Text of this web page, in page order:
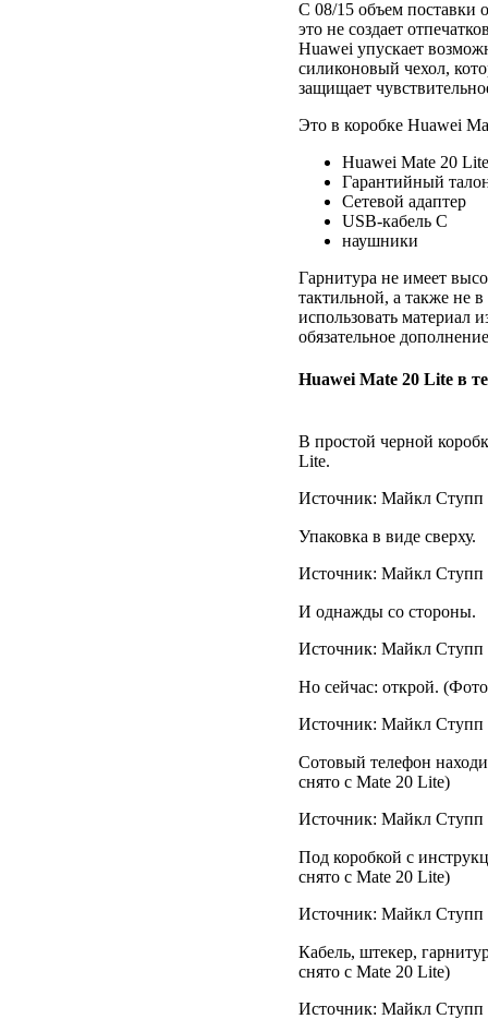
С 08/15 объем поставки
это не создает
Huawei упускает
силиконовый чехол,
защищает
Это в коробке Huawei
Huawei Mate 20 Lite
Гарантийный
Сетевой адаптер
USB-кабель C
наушники
Гарнитура не имеет
тактильной, а также не
использовать материал
обязательное
Huawei Mate 20 Lite в
В простой черной
Lite.
Источник: Майкл Ступп
Упаковка в виде сверху.
Источник: Майкл Ступп
И однажды со стороны.
Источник: Майкл Ступп
Но сейчас: открой.
Источник: Майкл Ступп
Сотовый телефон
снято с Mate 20 Lite)
Источник: Майкл Ступп
Под коробкой с
снято с Mate 20 Lite)
Источник: Майкл Ступп
Кабель, штекер,
снято с Mate 20 Lite)
Источник: Майкл Ступп